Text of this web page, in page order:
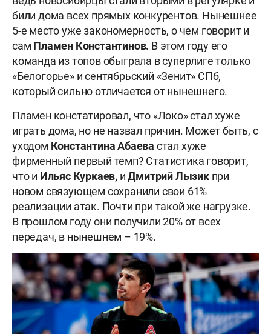
били дома всех прямых конкурентов. Нынешнее
5-е место уже закономерность, о чем говорит и
сам Пламен Константинов. В этом году его
команда из топов обыграла в суперлиге только
«Белогорье» и сентябрьский «Зенит» СПб,
который сильно отличается от нынешнего.
Пламен констатировал, что «Локо» стал хуже
играть дома, но не назвал причин. Может быть, с
уходом Константина Абаева стал хуже
фирменный первый темп? Статистика говорит,
что и Ильяс Куркаев, иДмитрий Лызикпри
новом связующем сохранили свои 61%
реализации атак. Почти при такой же нагрузке.
В прошлом году они получили 20% от всех
передач, в нынешнем – 19%.